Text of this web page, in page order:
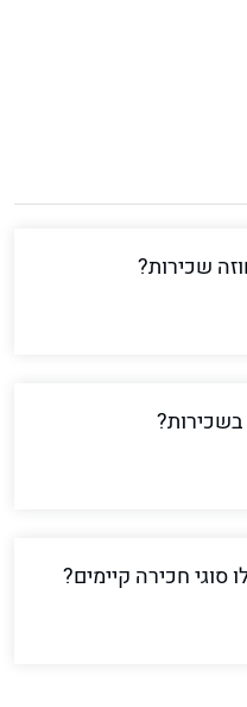
שכירות?
בשכירות?
סוגי חכירה קיימים?